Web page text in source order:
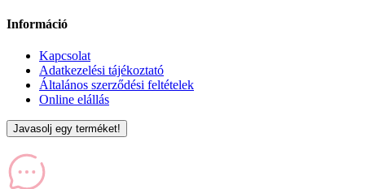
Információ
Kapcsolat
Adatkezelési tájékoztató
Általános szerződési feltételek
Online elállás
Javasolj egy terméket!